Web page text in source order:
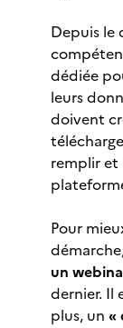
Depuis le
dédiée
leurs
doivent
remplir et
Pour
un
dernier. Il
plus, un «